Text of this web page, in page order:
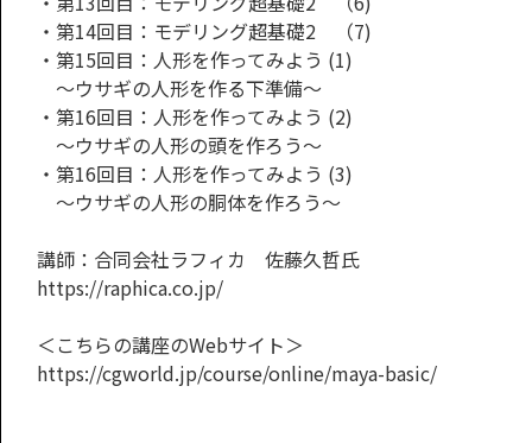
・第14回目：モデリング超基礎2 （7)
・第15回目：人形を作ってみよう (1)
～ウサギの人形を作る下準備～
・第16回目：人形を作ってみよう (2)
～ウサギの人形の頭を作ろう～
・第16回目：人形を作ってみよう (3)
～ウサギの人形の胴体を作ろう～
講師：合同会社ラフィカ 佐藤久哲氏
https://raphica.co.jp/
＜こちらの講座のWebサイト＞
https://cgworld.jp/course/online/maya-basic/